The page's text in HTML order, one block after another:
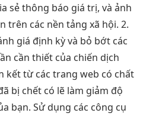
sẻ thông báo giá trị, và ảnh
trên các nền tảng xã hội. 2.
giá định kỳ và bỏ bớt các
cần thiết của chiến dịch
kết từ các trang web có chất
bị chết có lẽ làm giảm độ
bạn. Sử dụng các công cụ